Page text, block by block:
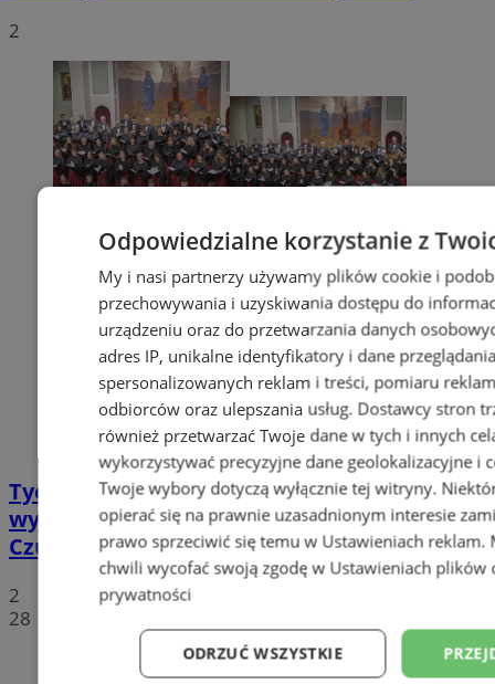
2
Tychy: Koncert chóralny "Messa di Gloria" –
wyjątkowe wydarzenie muzyczne w
Czułowie
2
28
Odpowiedzialne korzystanie z
My i nasi partnerzy używamy plików cookie i
przechowywania i uzyskiwania dostępu do
urządzeniu oraz do przetwarzania danych
adres IP, unikalne identyfikatory i dane
spersonalizowanych reklam i treści, pomiaru
odbiorców oraz ulepszania usług. Dostawcy stron
również przetwarzać Twoje dane w tych i innych
wykorzystywać precyzyjne dane geolokalizacyjne i
Twoje wybory dotyczą wyłącznie tej witryny.
opierać się na prawnie uzasadnionym interesie
prawo sprzeciwić się temu w Ustawieniach reklam.
chwili wycofać swoją zgodę w Ustawieniach plików
prywatności
ODRZUĆ WSZYSTKIE